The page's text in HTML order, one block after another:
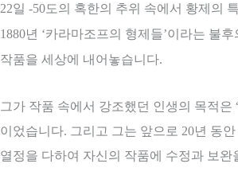
22일 -50도의 혹한의 추위 속에서 황제의
1880년 ‘카라마조프의 형제들’이라는 불후
작품을 세상에 내어놓습니다.
그가 작품 속에서 강조했던 인생의 목적은
이었습니다. 그리고 그는 앞으로 20년 동안
열정을 다하여 자신의 작품에 수정과 보